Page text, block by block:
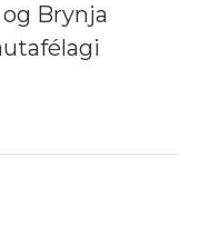
Brynja